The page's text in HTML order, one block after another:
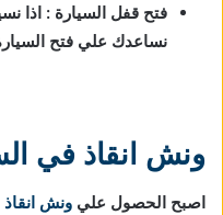
فتح قفل السيارة : اذا
نساعدك علي فتح
ونش انقاذ في
اصبح الحصول علي ونش